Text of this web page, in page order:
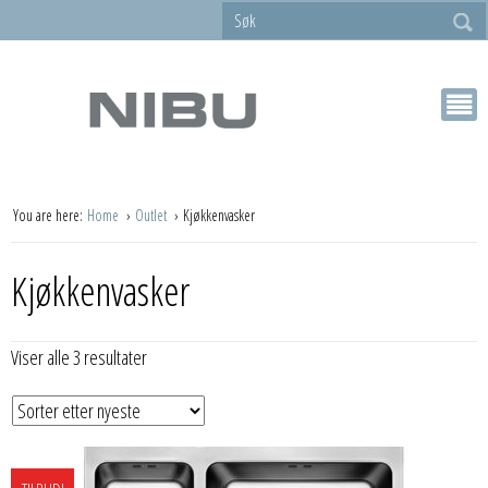
You are here: Home Outlet Kjøkkenvasker
Kjøkkenvasker
Viser alle 3 resultaterSortert